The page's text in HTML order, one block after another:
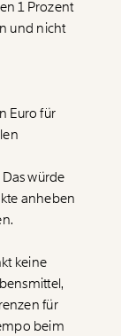
auch
und
1 Prozent
und nicht
Euro für
würde
anheben
keine
für
beim